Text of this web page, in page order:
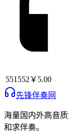
551552 ￥5.00
先锋伴奏网
海量国内外高音
和求伴奏。